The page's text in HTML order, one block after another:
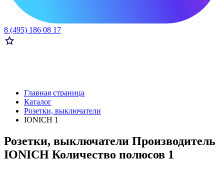
8 (495) 186 08 17
Главная страница
Каталог
Розетки, выключатели
IONICH 1
Розетки, выключатели Производитель
IONICH Количество полюсов 1